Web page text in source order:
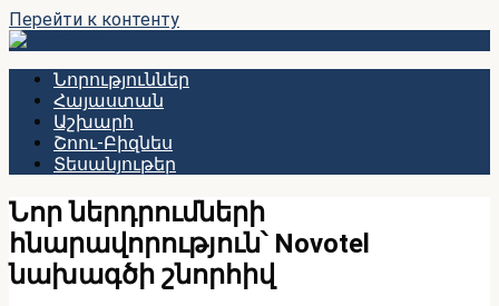
Перейти к контенту
Նորություններ
Հայաստան
Աշխարհ
Շոու-Բիզնես
Տեսանյութեր
Նոր ներդրումների
հնարավորություն՝ Novotel
նախագծի շնորհիվ